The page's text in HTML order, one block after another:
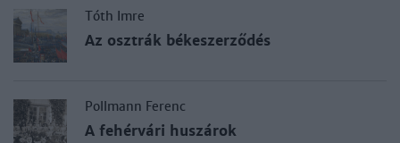
Tóth Imre
Az osztrák békeszerződés
Pollmann Ferenc
A fehérvári huszárok